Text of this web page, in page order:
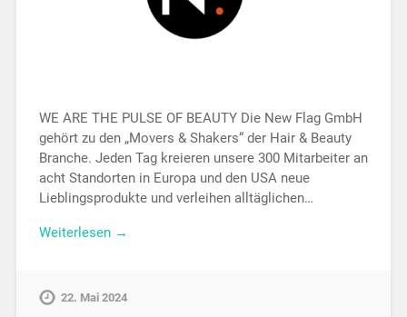
WE ARE THE PULSE OF BEAUTY Die New Flag GmbH
gehört zu den „Movers & Shakers“ der Hair & Beauty
Branche. Jeden Tag kreieren unsere 300 Mitarbeiter an
acht Standorten in Europa und den USA neue
Lieblingsprodukte und verleihen alltäglichen…
Weiterlesen →
22. Mai 2024